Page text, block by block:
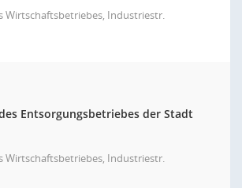
Wirtschaftsbetriebes, Industriestr.
Entsorgungsbetriebes der Stadt
Wirtschaftsbetriebes, Industriestr.